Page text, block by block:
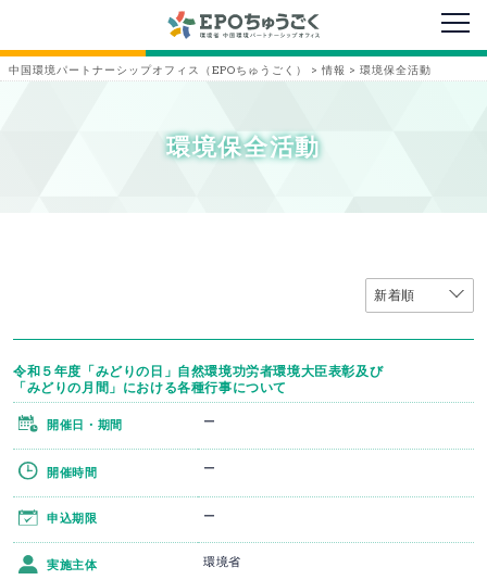
メニ
中国環境パートナーシップオフィス（EPOちゅうごく） > 情報 > 環境保全活動
環境保全活動
令和５年度「みどりの日」自然環境功労者環境大臣表彰及び
「みどりの月間」における各種行事について
開催日・期間 ー
開催時間 ー
申込期限 ー
実施主体 環境省